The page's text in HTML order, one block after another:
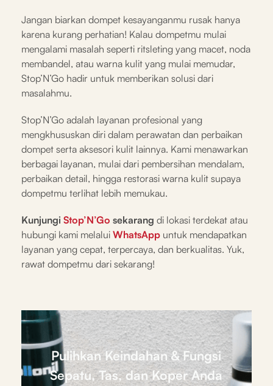
Jangan biarkan dompet kesayanganmu rusak hanya
karena kurang perhatian! Kalau dompetmu mulai
mengalami masalah seperti ritsleting yang macet, noda
membandel, atau warna kulit yang mulai memudar,
Stop’N’Go hadir untuk memberikan solusi dari
masalahmu.
Stop’N’Go adalah layanan profesional yang
mengkhususkan diri dalam perawatan dan perbaikan
dompet serta aksesori kulit lainnya. Kami menawarkan
berbagai layanan, mulai dari pembersihan mendalam,
perbaikan detail, hingga restorasi warna kulit supaya
dompetmu terlihat lebih memukau.
Kunjungi Stop’N’Go sekarang di lokasi terdekat atau
hubungi kami melalui WhatsApp untuk mendapatkan
layanan yang cepat, terpercaya, dan berkualitas. Yuk,
rawat dompetmu dari sekarang!
Pulihkan Keindahan & Fungsi
Sepatu, Tas, dan Koper Anda